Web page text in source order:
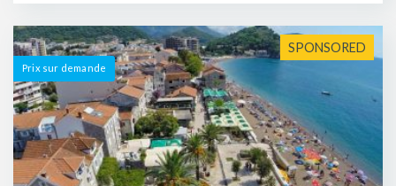
SPONSORED
Prix ​​sur demande